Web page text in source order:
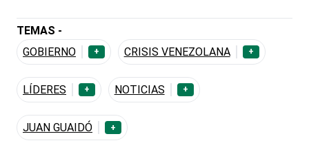
TEMAS -
GOBIERNO
+ CRISIS VENEZOLANA +
LÍDERES + NOTICIAS +
JUAN GUAIDÓ +